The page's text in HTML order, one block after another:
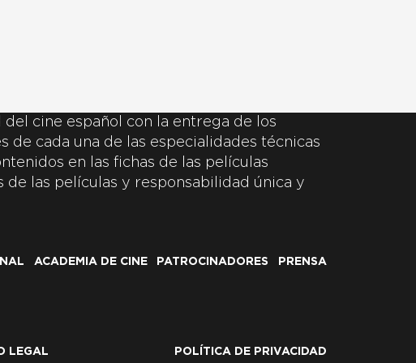
cine español con la entrega de los
de cada una de las especialidades técnicas
en las fichas de las películas
las películas y responsabilidad única y
ACADEMIA DE CINE PATROCINADORES
PRENSA
LEGAL POLÍTICA DE PRIVACIDAD